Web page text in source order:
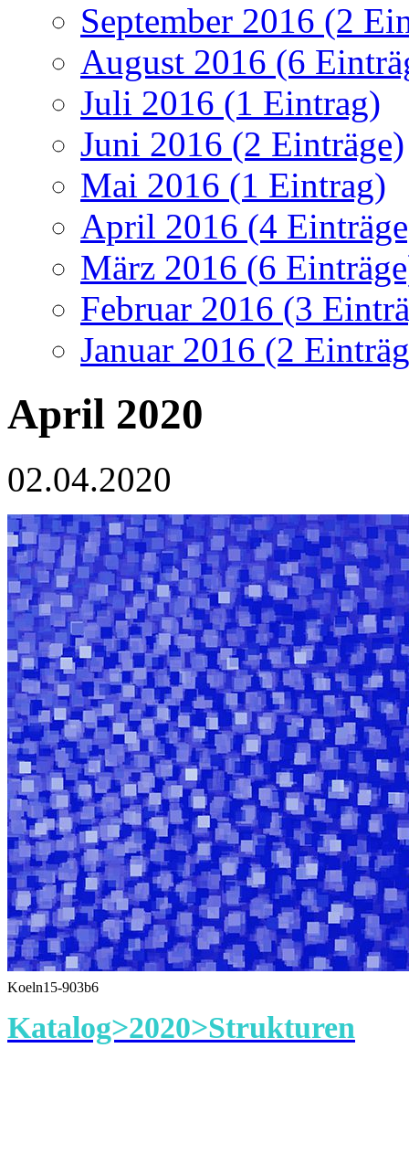
September 2016 (2
August 2016 (6
Juli 2016 (1 Eintrag)
Juni 2016 (2 Einträge)
Mai 2016 (1 Eintrag)
April 2016 (4
März 2016 (6
Februar 2016 (3
Januar 2016 (2
April 2020
02.04.2020
Koeln15-903b6
Katalog>2020>Strukturen